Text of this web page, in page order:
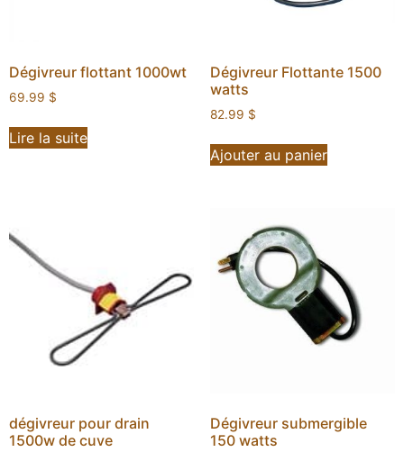
Dégivreur flottant 1000wt
69.99 $
Lire la suite
Dégivreur Flottante 1500
watts
82.99 $
Ajouter au panier
dégivreur pour drain
1500w de cuve
Dégivreur submergible
150 watts